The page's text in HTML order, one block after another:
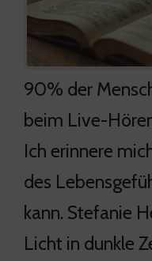
90% der
beim Live-
Ich erinnere
des
kann. Stefanie
Licht in dunkle